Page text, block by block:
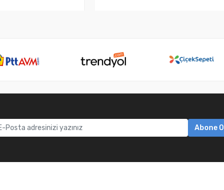
Abone Ol